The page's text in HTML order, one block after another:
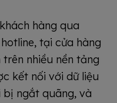
hàng qua
tại cửa hàng
nhiều nền tảng
kết nối với dữ liệu
ngắt quãng, và